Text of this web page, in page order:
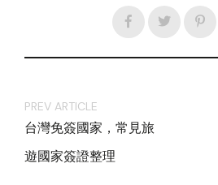
PREV ARTICLE
台灣免簽國家，常見旅
遊國家簽證整理